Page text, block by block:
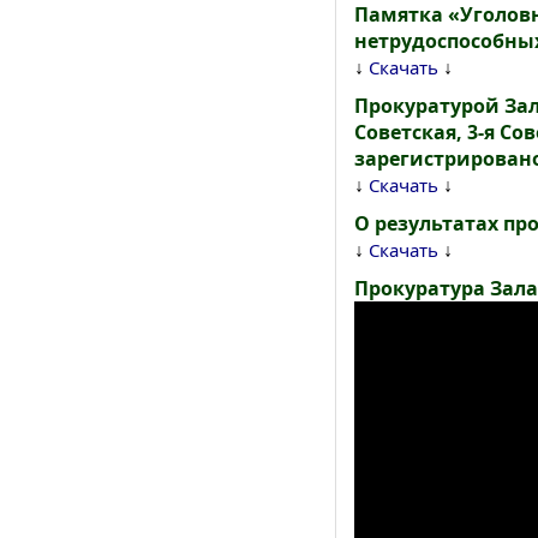
Памятка
↓ Скачать ↓
Прокуратурой
Советская, 3-я
↓ Скачать ↓
О результатах
↓ Скачать ↓
Прокуратура